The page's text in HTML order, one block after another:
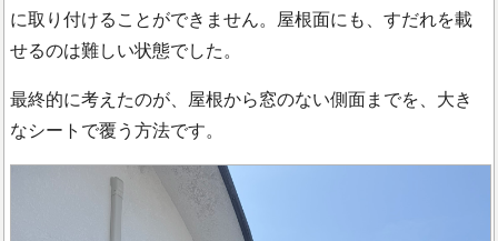
に取り付けることができません。屋根面にも、すだれを載
せるのは難しい状態でした。
最終的に考えたのが、屋根から窓のない側面までを、大き
なシートで覆う方法です。